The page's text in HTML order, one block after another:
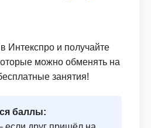
Интекспро и получайте
можно обменять на
занятия!
баллы: